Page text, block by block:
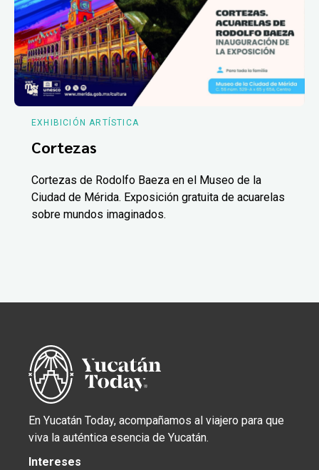
EXHIBICIÓN ARTÍSTICA
Cortezas
Cortezas de Rodolfo Baeza en el Museo de la
Ciudad de Mérida. Exposición gratuita de acuarelas
sobre mundos imaginados.
En Yucatán Today, acompañamos al viajero para que
viva la auténtica esencia de Yucatán.
Intereses